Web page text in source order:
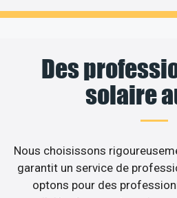
Des
solaire
Nous choisissons
garantit un service de
optons pour des